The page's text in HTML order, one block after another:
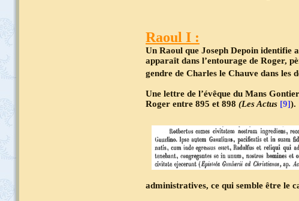
Raoul I :
Un Raoul que Joseph Depoin identifie
apparaît dans l’entourage de Roger,
gendre de Charles le Chauve dans les
Une lettre de l’évêque du Mans
Roger entre 895 et 898 (Les Actus [9]).
administratives, ce qui semble être le